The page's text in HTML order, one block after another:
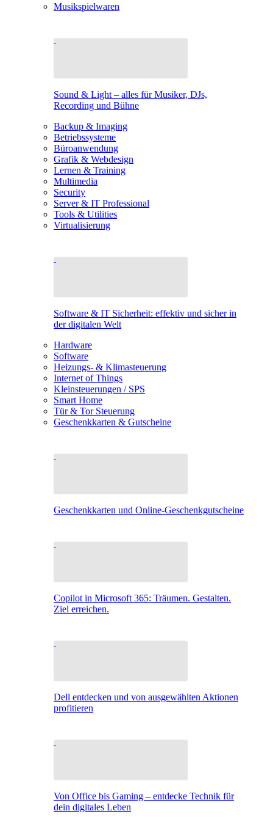
Musikspielwaren
Sound & Light – alles für Musiker, DJs,
Recording und Bühne
Backup & Imaging
Betriebssysteme
Büroanwendung
Grafik & Webdesign
Lernen & Training
Multimedia
Security
Server & IT Professional
Tools & Utilities
Virtualisierung
Software & IT Sicherheit: effektiv und sicher in
der digitalen Welt
Hardware
Software
Heizungs- & Klimasteuerung
Internet of Things
Kleinsteuerungen / SPS
Smart Home
Tür & Tor Steuerung
Geschenkkarten & Gutscheine
Geschenkkarten und Online-Geschenkgutscheine
Copilot in Microsoft 365: Träumen. Gestalten.
Ziel erreichen.
Dell entdecken und von ausgewählten Aktionen
profitieren
Von Office bis Gaming – entdecke Technik für
dein digitales Leben